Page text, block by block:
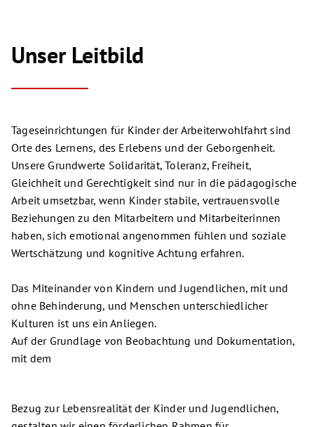
Unser Leitbild
Tageseinrichtungen für Kinder der Arbeiterwohlfahrt sind
Orte des Lernens, des Erlebens und der Geborgenheit.
Unsere Grundwerte Solidarität, Toleranz, Freiheit,
Gleichheit und Gerechtigkeit sind nur in die pädagogische
Arbeit umsetzbar, wenn Kinder stabile, vertrauensvolle
Beziehungen zu den Mitarbeitern und Mitarbeiterinnen
haben, sich emotional angenommen fühlen und soziale
Wertschätzung und kognitive Achtung erfahren.
Das Miteinander von Kindern und Jugendlichen, mit und
ohne Behinderung, und Menschen unterschiedlicher
Kulturen ist uns ein Anliegen.
Auf der Grundlage von Beobachtung und Dokumentation,
mit dem
Bezug zur Lebensrealität der Kinder und Jugendlichen,